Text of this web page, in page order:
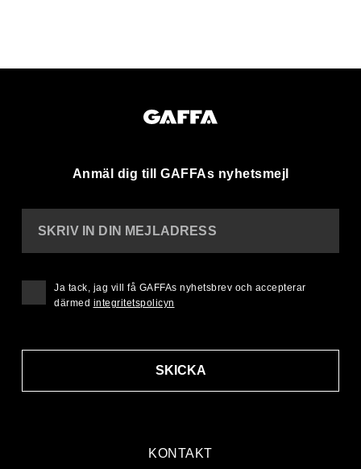
Anmäl dig till GAFFAs nyhetsmejl
KONTAKT
SKRIV IN DIN MEJLADRESS
SKICKA
Ja tack, jag vill få GAFFAs nyhetsbrev och accepterar
därmed integritetspolicyn